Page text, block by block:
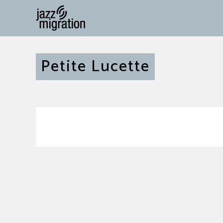
Petite Lucette